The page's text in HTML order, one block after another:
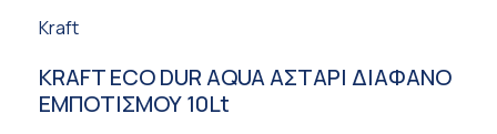
Kraft
KRAFT ECO DUR AQUA ΑΣΤΑΡΙ ΔΙΑΦΑΝΟ
ΕΜΠΟΤΙΣΜΟΥ 10Lt